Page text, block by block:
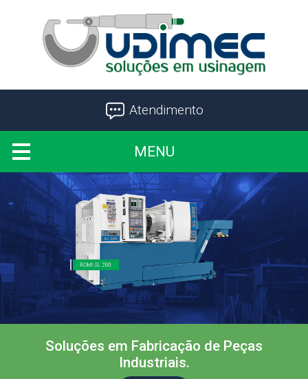
Atendimento
MENU
Soluções em Fabricação de Peças
Industriais.